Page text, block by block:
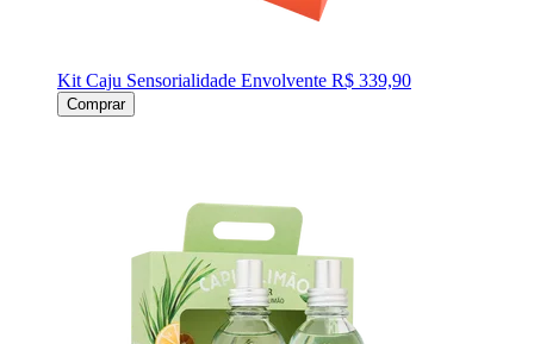
Kit Caju Sensorialidade Envolvente R$ 339,90
Comprar